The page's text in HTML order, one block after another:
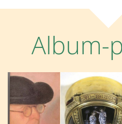
Album-